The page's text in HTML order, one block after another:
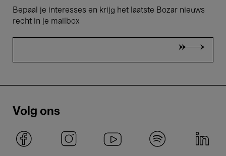
Bepaal je interesses en krijg het laatste Bozar nieuws
recht in je mailbox
Volg ons